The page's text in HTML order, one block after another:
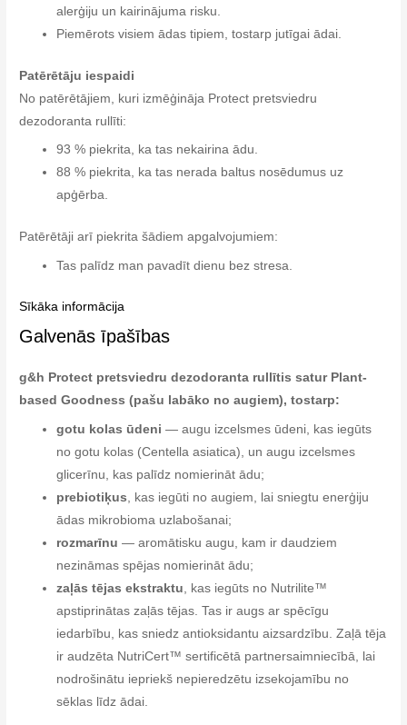
alerģiju un kairinājuma risku.
Piemērots visiem ādas tipiem, tostarp jutīgai ādai.
Patērētāju iespaidi
No patērētājiem, kuri izmēģināja Protect pretsviedru
dezodoranta rullīti:
93 % piekrita, ka tas nekairina ādu.
88 % piekrita, ka tas nerada baltus nosēdumus uz
apģērba.
Patērētāji arī piekrita šādiem apgalvojumiem:
Tas palīdz man pavadīt dienu bez stresa.
Sīkāka informācija
Galvenās īpašības
g&h Protect pretsviedru dezodoranta rullītis satur Plant-
based Goodness (pašu labāko no augiem), tostarp:
gotu kolas ūdeni — augu izcelsmes ūdeni, kas iegūts
no gotu kolas (Centella asiatica), un augu izcelsmes
glicerīnu, kas palīdz nomierināt ādu;
prebiotiķus , kas iegūti no augiem, lai sniegtu enerģiju
ādas mikrobioma uzlabošanai;
rozmarīnu — aromātisku augu, kam ir daudziem
nezināmas spējas nomierināt ādu;
zaļās tējas ekstraktu , kas iegūts no Nutrilite™
apstiprinātas zaļās tējas. Tas ir augs ar spēcīgu
iedarbību, kas sniedz antioksidantu aizsardzību. Zaļā tēja
ir audzēta NutriCert™ sertificētā partnersaimniecībā, lai
nodrošinātu iepriekš nepieredzētu izsekojamību no
sēklas līdz ādai.